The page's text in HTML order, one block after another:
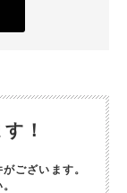
！
ございます。